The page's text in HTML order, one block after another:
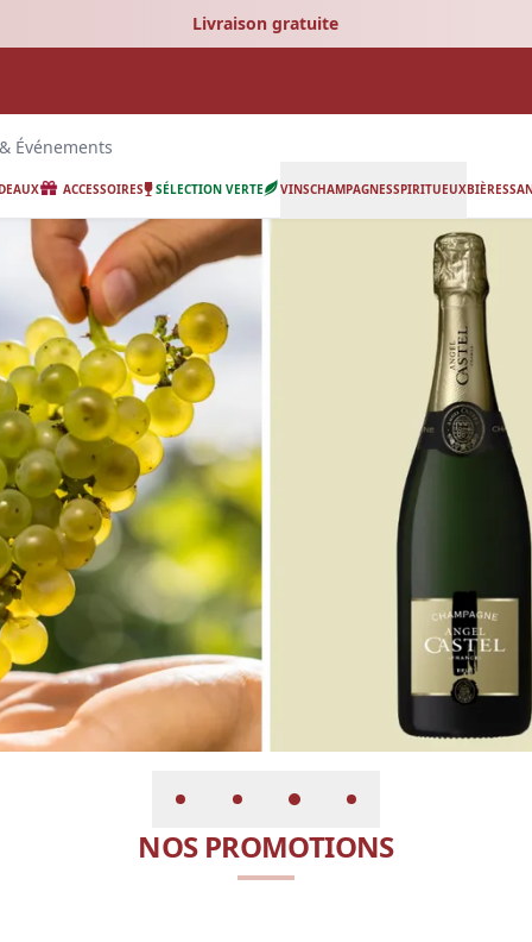
Livraison gratuite
Événements
ACCESSOIRES SÉLECTION VERTE VINSCHAMPAGNESSPIRITUEUXBIÈRES
NOS PROMOTIONS